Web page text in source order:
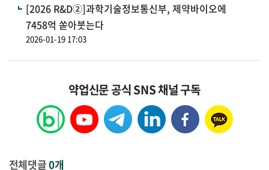
[2026 R&D②]과학기술정보통신부, 제약바이오에
7458억 쏟아붓는다
2026-01-19 17:03
약업신문 공식 SNS 채널 구독
전체댓글0개